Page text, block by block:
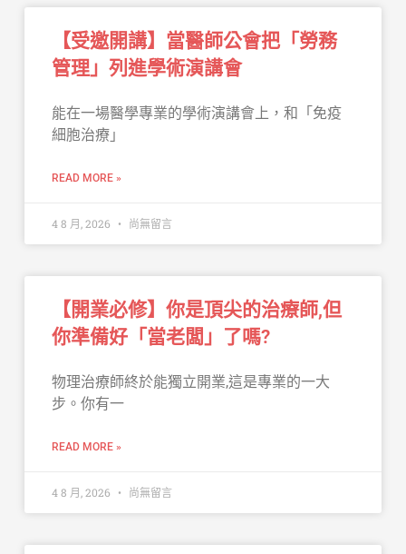
【受邀開講】當醫師公會把「勞務
管理」列進學術演講會
能在一場醫學專業的學術演講會上，和「免疫
細胞治療」
READ MORE »
4 8 月, 2026 尚無留言
【開業必修】你是頂尖的治療師,但
你準備好「當老闆」了嗎?
物理治療師終於能獨立開業,這是專業的一大
步。你有一
READ MORE »
4 8 月, 2026 尚無留言